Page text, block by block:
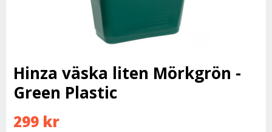
Hinza väska liten Mörkgrön -
Green Plastic
299 kr